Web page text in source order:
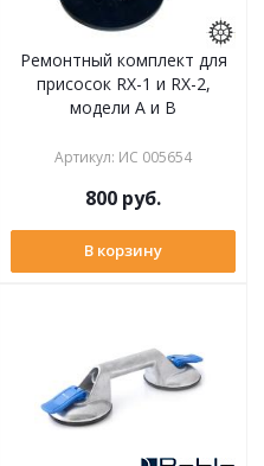
Ремонтный комплект для
присосок RX-1 и RX-2,
модели A и B
Артикул: ИС 005654
800 руб.
В корзину